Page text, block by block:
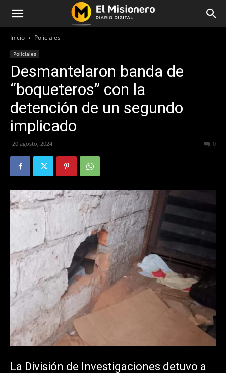
Inicio Policiales
Policiales
Desmantelaron banda de
“boqueteros” con la
detención de un segundo
implicado
20 agosto, 2024 0
La División de Investigaciones detuvo a